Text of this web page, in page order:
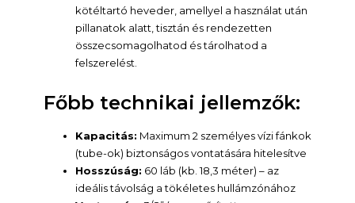
kötéltartó heveder, amellyel a használat után
pillanatok alatt, tisztán és rendezetten
összecsomagolhatod és tárolhatod a
felszerelést.
Főbb technikai jellemzők:
Kapacitás: Maximum 2 személyes vízi fánkok
(tube-ok) biztonságos vontatására hitelesítve
Hosszúság: 60 láb (kb. 18,3 méter) – az
ideális távolság a tökéletes hullámzónához